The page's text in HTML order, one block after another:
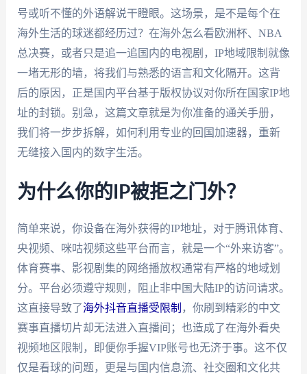
号或听不懂的外语解说干瞪眼。这场景，是不是每个在
海外生活的球迷都经历过？在海外怎么看欧洲杯、NBA
总决赛，或者只是追一追国内的电视剧，IP地域限制就像
一堵无形的墙，将我们与熟悉的语言和文化隔开。这背
后的原因，正是国内平台基于版权协议对你所在国家IP地
址的封锁。别急，这篇文章就是为你准备的通关手册，
我们将一步步拆解，如何利用专业的回国加速器，重新
无缝接入国内的数字生活。
为什么你的IP被拒之门外？
简单来说，你设备在海外获得的IP地址，对于腾讯体育、
央视频、咪咕视频这些平台而言，就是一个“外来访客”。
体育赛事、影视剧集的网络播放权通常有严格的地域划
分。平台必须遵守规则，阻止非中国大陆IP的访问请求。
这直接导致了海外抖音直播受限制 ，你刷到精彩的中文
赛事直播切片却无法进入直播间；也造成了在海外看央
视频地区限制，即便你手握VIP账号也无济于事。这不仅
仅是看球的问题，更是与国内信息流、社交圈和文化共